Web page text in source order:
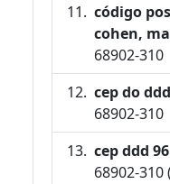
código
cohen,
68902-310
cep do
68902-310
cep ddd 96
68902-310